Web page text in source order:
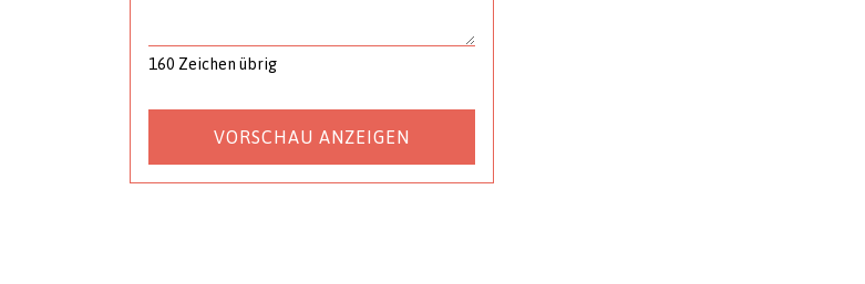
160 Zeichen übrig
VORSCHAU ANZEIGEN